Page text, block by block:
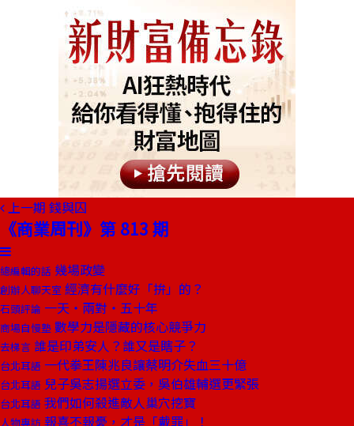
上一期 錢與囚
《商業周刊》第 813 期
總編輯的話 幾場政變
創辦人聊天室 經濟有什麼好「拚」的？
石頭評論 一天‧兩對‧五十年
商場自慢塾 數學力是隱藏的核心競爭力
去梯言 誰是印弟安人？誰又是瞎子？
台北耳語 一代拳王陳兆良讓蔡明介失血三十億
台北耳語 兒子吳志揚選立委，吳伯雄輔選更緊張
台北耳語 我們如何殺進敵人巢穴挖寶
人物專訪 報喜不報憂，才是「戴罪」！